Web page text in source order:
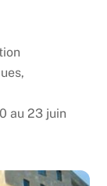
au 23 juin